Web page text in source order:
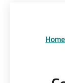
Home